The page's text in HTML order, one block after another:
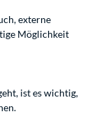
externe
Möglichkeit
ist es wichtig,